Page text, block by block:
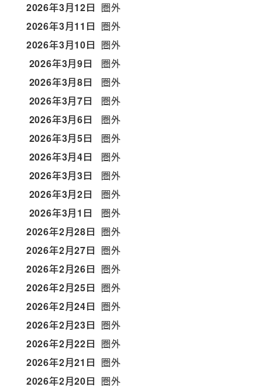
2026年3月12日 圏外
2026年3月11日 圏外
2026年3月10日 圏外
2026年3月9日
圏外
2026年3月8日
圏外
2026年3月7日
圏外
2026年3月6日
圏外
2026年3月5日
圏外
2026年3月4日
圏外
2026年3月3日
圏外
2026年3月2日
圏外
2026年3月1日
圏外
2026年2月28日 圏外
2026年2月27日 圏外
2026年2月26日 圏外
2026年2月25日 圏外
2026年2月24日 圏外
2026年2月23日 圏外
2026年2月22日 圏外
2026年2月21日 圏外
2026年2月20日 圏外